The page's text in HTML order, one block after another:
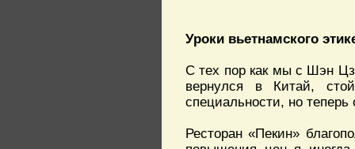
Уроки вьетнамского
С тех пор как мы с Шэн
вернулся в Китай,
специальности, но
Ресторан «Пекин»